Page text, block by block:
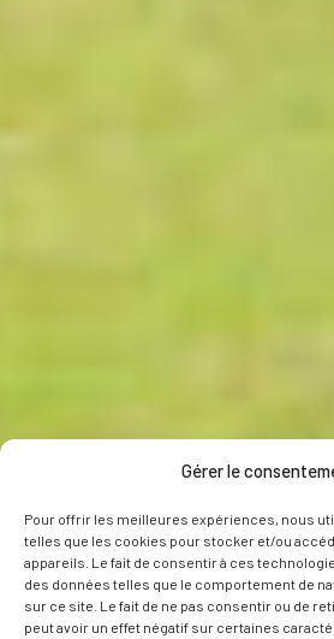
Gérer le
Pour offrir les meilleures expériences, nous
telles que les cookies pour stocker et/ou
appareils. Le fait de consentir à ces
des données telles que le comportement de
sur ce site. Le fait de ne pas consentir ou de
peut avoir un effet négatif sur certaines